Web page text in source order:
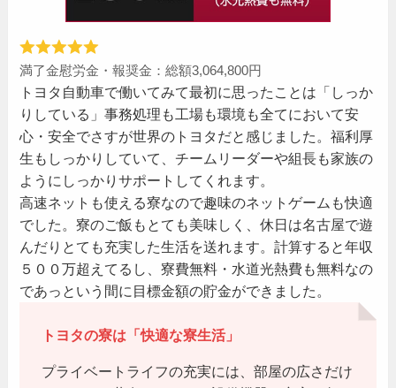
満了金慰労金・報奨金：総額3,064,800円
トヨタ自動車で働いてみて最初に思ったことは「しっか
りしている」事務処理も工場も環境も全てにおいて安
心・安全でさすが世界のトヨタだと感じました。福利厚
生もしっかりしていて、チームリーダーや組長も家族の
ようにしっかりサポートしてくれます。
高速ネットも使える寮なので趣味のネットゲームも快適
でした。寮のご飯もとても美味しく、休日は名古屋で遊
んだりとても充実した生活を送れます。計算すると年収
５００万超えてるし、寮費無料・水道光熱費も無料なの
であっという間に目標金額の貯金ができました。
トヨタの寮は「快適な寮生活」
プライベートライフの充実には、部屋の広さだけ